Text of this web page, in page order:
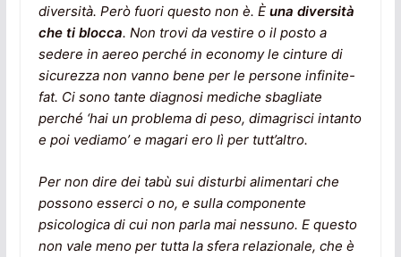
diversità. Però fuori questo non è. È una diversità
che ti blocca. Non trovi da vestire o il posto a
sedere in aereo perché in economy le cinture di
sicurezza non vanno bene per le persone infinite-
fat. Ci sono tante diagnosi mediche sbagliate
perché ‘hai un problema di peso, dimagrisci intanto
e poi vediamo’ e magari ero lì per tutt’altro.
Per non dire dei tabù sui disturbi alimentari che
possono esserci o no, e sulla componente
psicologica di cui non parla mai nessuno. E questo
non vale meno per tutta la sfera relazionale, che è